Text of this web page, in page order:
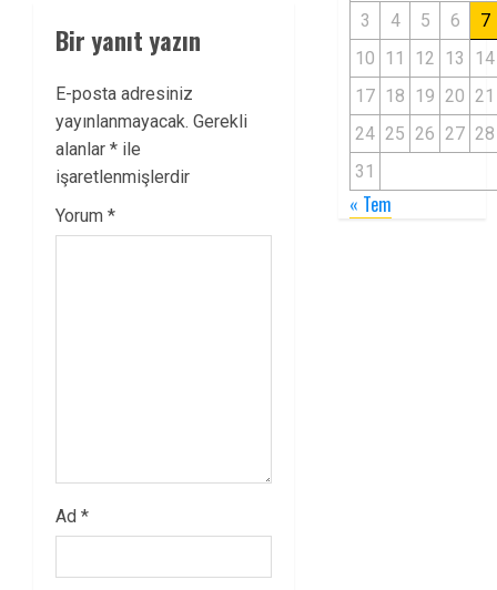
Bir yanıt yazın
E-posta adresiniz
yayınlanmayacak. Gerekli
alanlar * ile
işaretlenmişlerdir
Yorum *
Ad *
3 4 5 6
7
10 11 12 13
14
17 18 19 20 21
24 25 26 27 28
31
« Tem